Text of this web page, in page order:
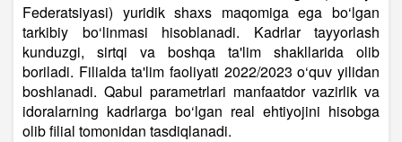
Federatsiyasi) yuridik shaxs maqomiga ega bo‘lgan
tarkibiy bo‘linmasi hisoblanadi. Kadrlar tayyorlash
kunduzgi, sirtqi va boshqa ta'lim shakllarida olib
boriladi. Filialda ta'lim faoliyati 2022/2023 o‘quv yilidan
boshlanadi. Qabul parametrlari manfaatdor vazirlik va
idoralarning kadrlarga bo‘lgan real ehtiyojini hisobga
olib filial tomonidan tasdiqlanadi.